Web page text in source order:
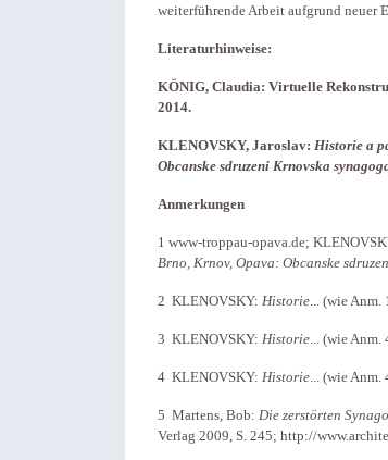
weiterführende Arbeit aufgrund neuer
Literaturhinweise:
KÖNIG, Claudia: Virtuelle
2014.
KLENOVSKY, Jaroslav: Historie a
Obcanske sdruzeni Krnovska
Anmerkungen
1 www-troppau-opava.de;
Brno, Krnov, Opava: Obcanske
2 KLENOVSKY: Historie... (wie Anm.
3 KLENOVSKY: Historie... (wie Anm.
4 KLENOVSKY: Historie... (wie Anm.
5 Martens, Bob: Die zerstörten
Verlag 2009, S. 245; http://